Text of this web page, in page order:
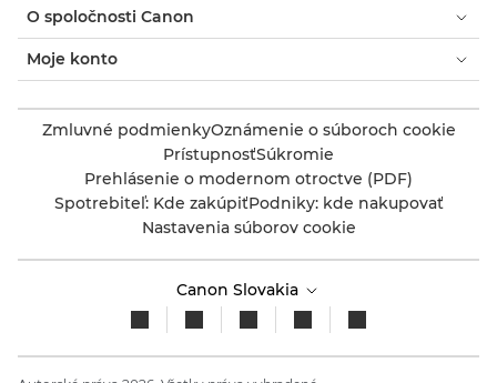
O spoločnosti Canon
Moje konto
Zmluvné podmienkyOznámenie o súboroch cookie
PrístupnosťSúkromie
Prehlásenie o modernom otroctve (PDF)
Spotrebiteľ: Kde zakúpiťPodniky: kde nakupovať
Nastavenia súborov cookie
Canon Slovakia